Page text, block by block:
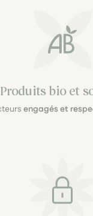
Produits bio et
engagés et